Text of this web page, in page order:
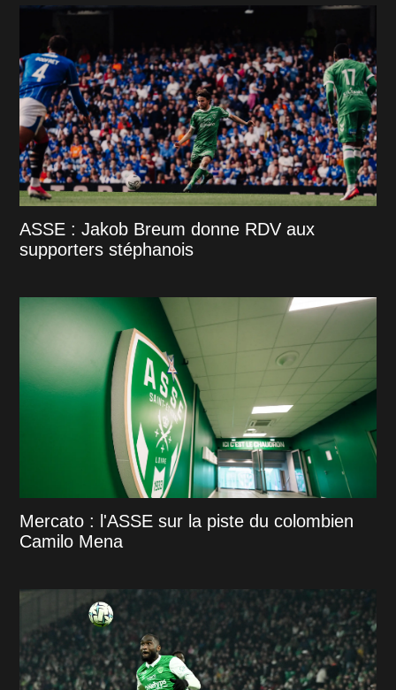
ASSE : Jakob Breum donne RDV aux
supporters stéphanois
Mercato : l'ASSE sur la piste du colombien
Camilo Mena